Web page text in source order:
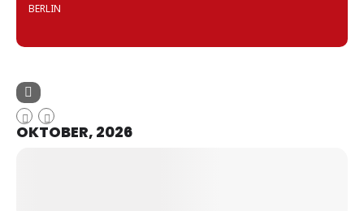
BERLIN
OKTOBER, 2026